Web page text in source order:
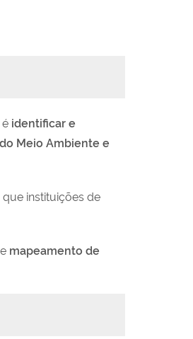
identificar e
Meio Ambiente e
que instituições de
mapeamento de